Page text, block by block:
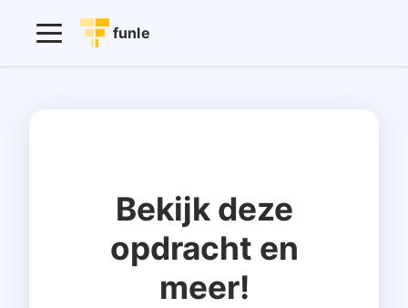
funle
Bekijk deze
opdracht en
meer!